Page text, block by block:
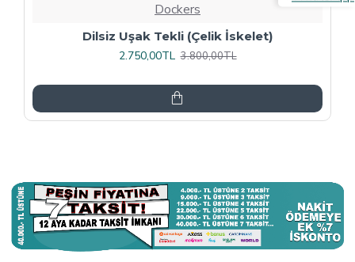
Dockers
Tv Lcd Standı 5484
3.375,00TL 4.500,00TL